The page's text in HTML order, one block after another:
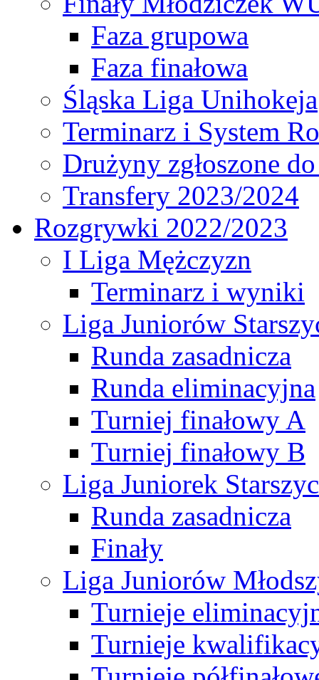
Faza grupowa
Faza finałowa
Śląska Liga Unihokeja
Terminarz i System
Drużyny zgłoszone
Transfery 2023/2024
Rozgrywki 2022/2023
I Liga Mężczyzn
Terminarz i wyniki
Liga Juniorów
Runda zasadnicza
Runda eliminacyjna
Turniej finałowy A
Turniej finałowy B
Liga Juniorek
Runda zasadnicza
Finały
Liga Juniorów
Turnieje
Turnieje